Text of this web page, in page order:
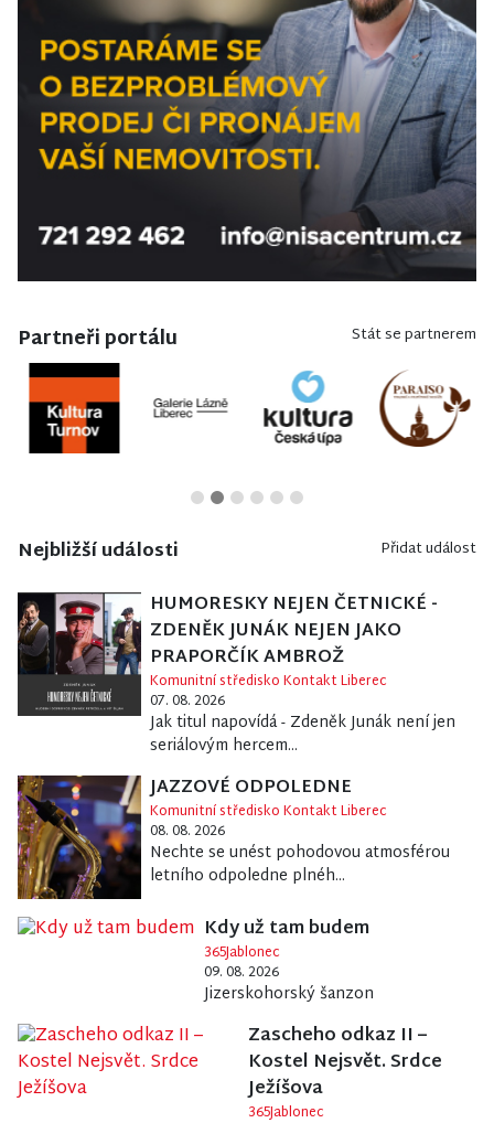
Partneři portálu Stát se partnerem
Nejbližší události Přidat událost
HUMORESKY NEJEN ČETNICKÉ -
ZDENĚK JUNÁK NEJEN JAKO
PRAPORČÍK AMBROŽ
Komunitní středisko Kontakt Liberec
07. 08. 2026
Jak titul napovídá - Zdeněk Junák není jen
seriálovým hercem...
JAZZOVÉ ODPOLEDNE
Komunitní středisko Kontakt Liberec
08. 08. 2026
Nechte se unést pohodovou atmosférou
letního odpoledne plnéh...
Kdy už tam budem
365Jablonec
09. 08. 2026
Jizerskohorský šanzon
Zascheho odkaz II –
Kostel Nejsvět. Srdce
Ježíšova
365Jablonec